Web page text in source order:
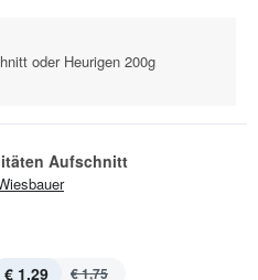
oder Heurigen 200g
Aufschnitt
€ 1,29 € 1,75